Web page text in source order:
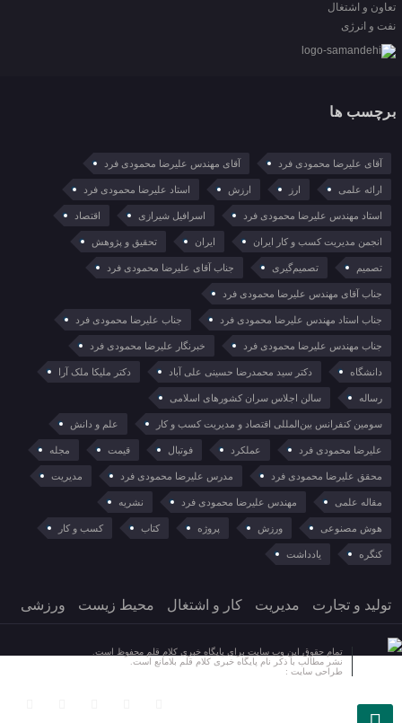
تعاون و اشتغال
نفت و انرژی
برچسب ها
آقای علیرضا محمودی فرد آقای مهندس علیرضا محمودی فرد
ارائه علمی ارز ارزش استاد علیرضا محمودی فرد
استاد مهندس علیرضا محمودی فرد اسرافیل شیرازی اقتصاد
انجمن مدیریت کسب و کار ایران ایران تحقیق و پژوهش
تصمیم تصمیم‌گیری جناب آقای علیرضا محمودی فرد
جناب آقای مهندس علیرضا محمودی فرد
جناب استاد مهندس علیرضا محمودی فرد جناب علیرضا محمودی فرد
جناب مهندس علیرضا محمودی فرد خبرنگار علیرضا محمودی فرد
دانشگاه دکتر سید محمدرضا حسینی علی آباد دکتر ملیکا ملک آرا
رساله سالن اجلاس سران کشورهای اسلامی
سومین کنفرانس بین‌المللی اقتصاد و مدیریت کسب و کار علم و دانش
علیرضا محمودی فرد عملکرد فوتبال قیمت مجله
محقق علیرضا محمودی فرد مدرس علیرضا محمودی فرد مدیریت
مقاله علمی مهندس علیرضا محمودی فرد نشریه
هوش مصنوعی ورزش پروژه کتاب کسب و کار
کنگره یادداشت
تولید و تجارت مدیریت کار و اشتغال محیط زیست ورزشی
تمام حقوق این وب سایت برای پایگاه خبری کلام قلم محفوظ است.
نشر مطالب با ذکر نام پایگاه خبری کلام قلم بلامانع است.
طراحی سایت :